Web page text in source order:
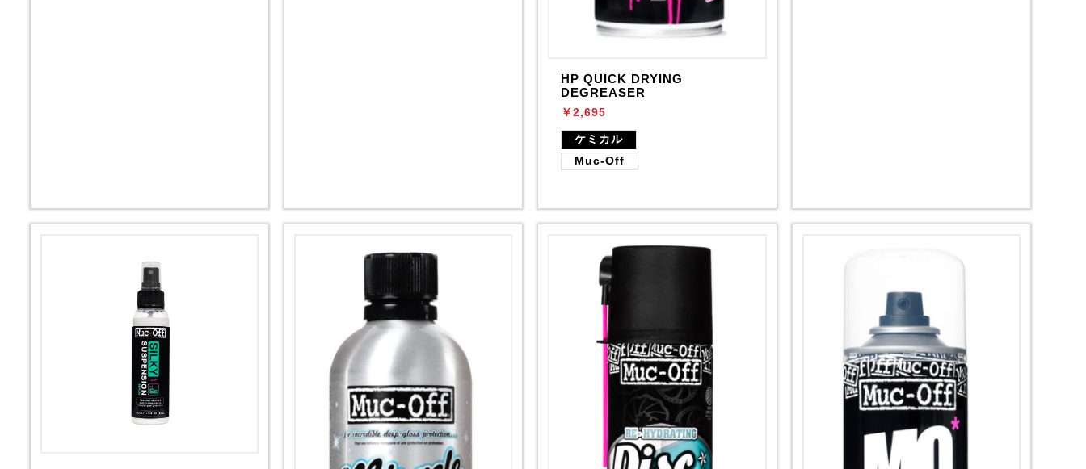
HP QUICK DRYING
DEGREASER
￥2,695
ケミカル
Muc-Off